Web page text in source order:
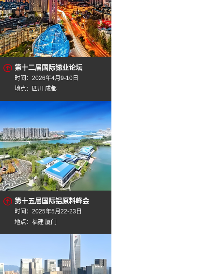
第十二届国际锑业论坛
时间：2026年4月9-10日
地点：四川 成都
第十五届国际铝原料峰会
时间：2025年5月22-23日
地点：福建 厦门